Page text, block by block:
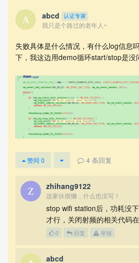
查看更多
abcd 认证专家
我只是个路过的老年人~
失败具体是什么情况，有什么log信息
下，我这边用demo循环start/stop是没
赞同 0 4 条回复
zhihang9122
这家伙很懒，什么也没写！
stop wifi station后，功耗没
才行，关闭射频的相关代码
0 回复 举报
abcd